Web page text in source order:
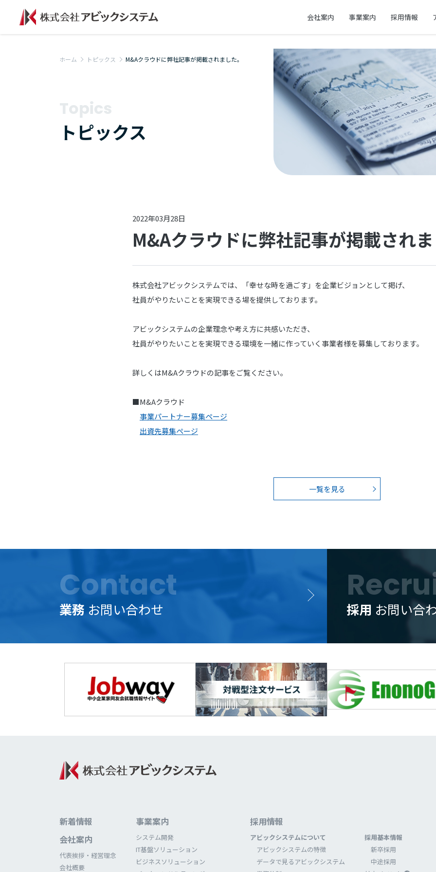
会社案内 事業案内 採用情報
ホーム トピックス M&Aクラウドに弊社記事が掲載されました。
Topics
トピックス
2022年03月28日
M&Aクラウドに弊社記事が掲載され
株式会社アビックシステムでは、「幸せな時を過ごす」を企業ビジョンとして掲げ、
社員がやりたいことを実現できる場を提供しております。
アビックシステムの企業理念や考え方に共感いただき、
社員がやりたいことを実現できる環境を一緒に作っていく事業者様を募集しております。
詳しくはM&Aクラウドの記事をご覧ください。
■M&Aクラウド
事業パートナー募集ページ
出資先募集ページ
一覧を見る
Contact
業務 お問い合わせ 採用 お問い合
新着情報
会社案内
代表挨拶・経営理念
会社概要
事業案内
システム開発
IT基盤ソリューション
ビジネスソリューション
採⽤情報
アビックシステムについて
アビックシステムの特徴
データで⾒るアビックシステム
採⽤基本情報
新卒採⽤
中途採⽤